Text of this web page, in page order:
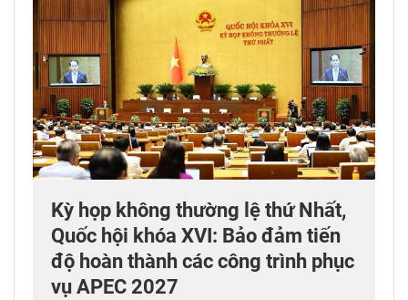
Kỳ họp không thường lệ thứ Nhất,
Quốc hội khóa XVI: Bảo đảm tiến
độ hoàn thành các công trình phục
vụ APEC 2027